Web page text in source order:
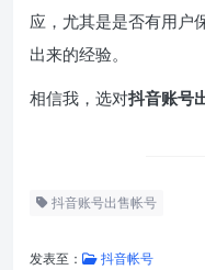
应，尤其是是否有用户
出来的经验。
相信我，选对抖音账号
抖音账号出售帐号
发表至： 抖音帐号